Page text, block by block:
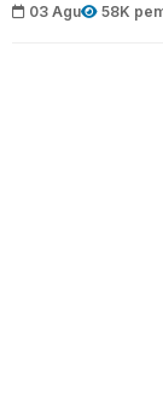
03 Agu 58K